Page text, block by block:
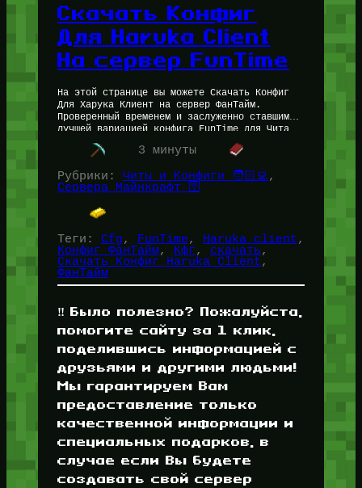
Скачать Конфиг
Для Haruka Client
На сервер FunTime
На этой странице вы можете Скачать Конфиг
Для Харука Клиент на сервер ФанТайм.
Проверенный временем и заслуженно ставшим
лучшей вариацией конфига FunTime для Чита
Haruka Client. Скачать Конфиг Для Haruka…
3 минуты
Рубрики: Читы и Конфиги 🧑🏻‍💻
Сервера Майнкрафт 🛜
Теги: Cfg, FunTime, Haruka client
Конфиг ФанТайм, Кфг, скачать
Скачать Конфиг Haruka Client
ФанТайм
‼️ Было полезно? Пожалуйста,
помогите сайту за 1 клик,
поделившись информацией с
друзьями и другими людьми!
Мы гарантируем Вам
предоставление только
качественной информации и
специальных подарков, в
случае если Вы будете
создавать свой сервер